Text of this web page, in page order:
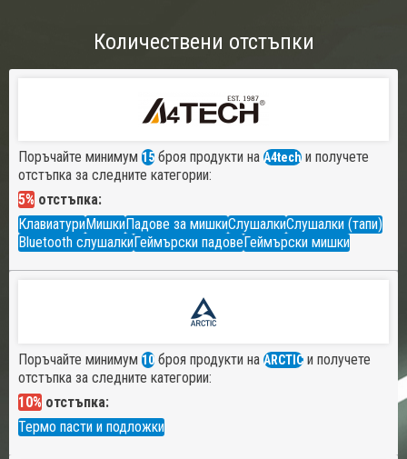
Количествени отстъпки
Поръчайте минимум 15 броя продукти на A4tech и получете
отстъпка за следните категории:
5% отстъпка:
КлавиатуриМишкиПадове за мишкиСлушалкиСлушалки (тапи)
Bluetooth слушалкиГеймърски падовеГеймърски мишки
Поръчайте минимум 10 броя продукти на ARCTIC и получете
отстъпка за следните категории:
10% отстъпка:
Термо пасти и подложки